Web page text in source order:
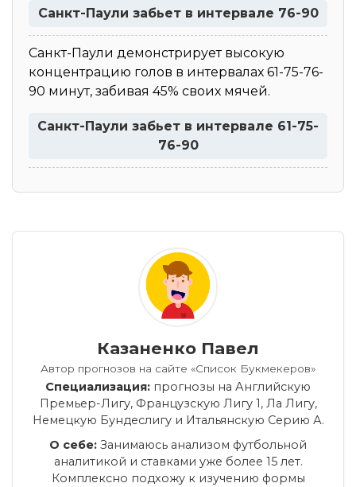
Санкт-Паули забьет в интервале 76-90
Санкт-Паули демонстрирует высокую
концентрацию голов в интервалах 61-75-76-
90 минут, забивая 45% своих мячей.
Санкт-Паули забьет в интервале 61-75-
76-90
Казаненко Павел
Автор прогнозов на сайте «Список Букмекеров»
Специализация: прогнозы на Английскую
Премьер-Лигу, Французскую Лигу 1, Ла Лигу,
Немецкую Бундеслигу и Итальянскую Серию А.
О себе: Занимаюсь анализом футбольной
аналитикой и ставками уже более 15 лет.
Комплексно подхожу к изучению формы